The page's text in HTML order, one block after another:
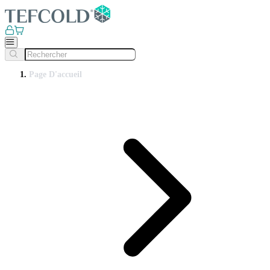
Page D'accueil